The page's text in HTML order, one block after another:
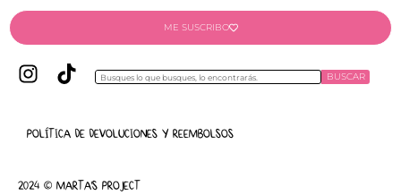
ME SUSCRIBO
BUSCAR
POLÍTICA DE DEVOLUCIONES Y REEMBOLSOS
2024 © MARTA'S PROJECT